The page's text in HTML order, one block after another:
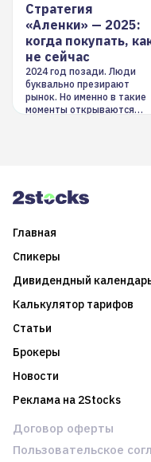
Стратегия
«Аленки» — 2025:
когда покупать,
не сейчас
2024 год позади. Люди
буквально презирают
рынок. Но именно в такие
моменты открываются
Главная
Спикеры
Дивидендный
Калькулятор тарифов
Статьи
Брокеры
Новости
Реклама на 2Stocks
Договор оферты
Пользовательское